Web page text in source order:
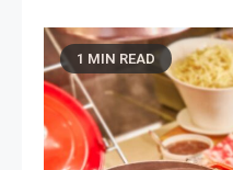
1 MIN READ